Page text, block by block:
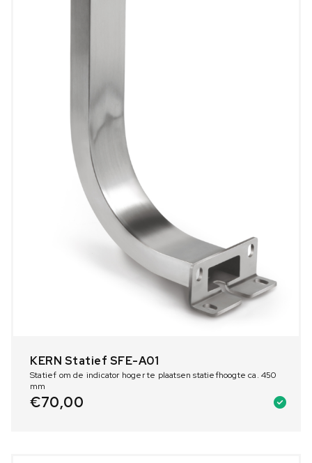
KERN Statief SFE-A01
Statief om de indicator hoger te plaatsen statiefhoogte ca. 450
mm
€70,00